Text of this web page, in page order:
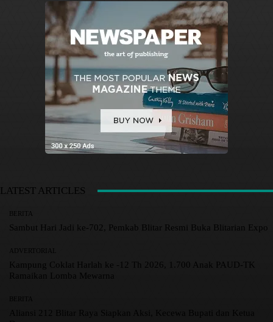
LATEST ARTICLES
BERITA
Sambut Hari Jadi ke-702, Pemkab Blitar Resmi Buka Blitarian Expo
ADVERTORIAL
Kampung Coklat Harlah ke -12 Th 2026, 1.700 Anak PAUD-TK
Ramaikan Lomba Mewarna
BERITA